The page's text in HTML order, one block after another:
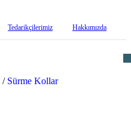
Tedarikçilerimiz Hakkımızda
/ Sürme Kollar